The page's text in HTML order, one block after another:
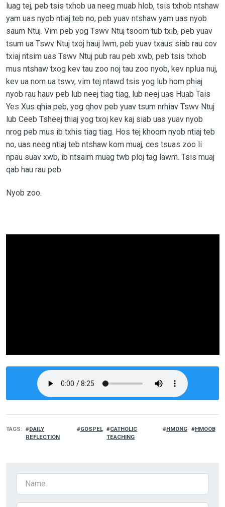
luag tej, peb tsis txhob ua neeg muab hlob, tsis txhob ntshaw
yam uas nyob ntiaj teb no, peb yuav ntshaw yam uas nyob
saum Ntuj. Vim peb yog Tswv Ntuj tsoom tub txib, peb yuav
tsum ua Tswv Ntuj txoj hauj lwm, peb yuav txaus siab rau cov
txiaj ntsim uas Tswv Ntuj pub rau peb xwb, peb tsis txhob
mus ntshaw txog kev tau zoo noj tau zoo nyob, kev nplua nuj,
kev ua nom ua tswv, vim tej ntawd tsis yog lub hom phiaj
nyob rau hauv peb lub neej tiag tiag, lub neej uas Huab Tais
Yes Xus qhia peb, yog qhov peb yuav tsum nrhiav Tswv Ntuj
lub Ceeb Tsheej thiaj yog txoj kev kaj siab uas yuav nyob
nrog peb mus ib txhis tiag tiag. Hos tej khoom nyob ntiaj teb
no, uas neeg ntiaj teb ntshaw kom muaj, ces tsuas zoo li
npau suav xwb, ib ntsaim muag twb ploj tag lawm. Tsis muaj
qab hau rau peb.
Nyob zoo.
TAGS
DAILY
REFLECTION
GOSPEL
CATHOLIC
TEACHING
HMONG HMOOB